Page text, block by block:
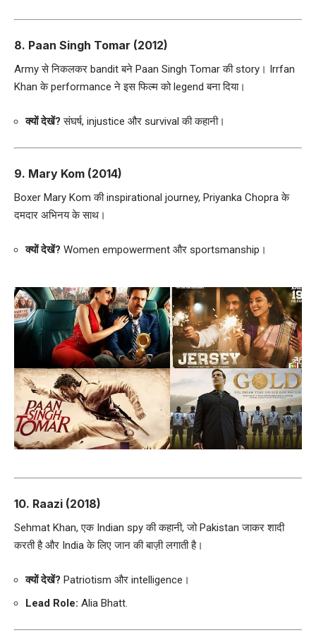
8. Paan Singh Tomar (2012)
Army से निकलकर bandit बने Paan Singh Tomar की story। Irrfan
Khan के performance ने इस फिल्म को legend बना दिया।
क्यों देखें? संघर्ष, injustice और survival की कहानी।
9. Mary Kom (2014)
Boxer Mary Kom की inspirational journey, Priyanka Chopra के
दमदार अभिनय के साथ।
क्यों देखें? Women empowerment और sportsmanship।
10. Raazi (2018)
Sehmat Khan, एक Indian spy की कहानी, जो Pakistan जाकर शादी
करती है और India के लिए जान की बाज़ी लगाती है।
क्यों देखें? Patriotism और intelligence।
Lead Role: Alia Bhatt.